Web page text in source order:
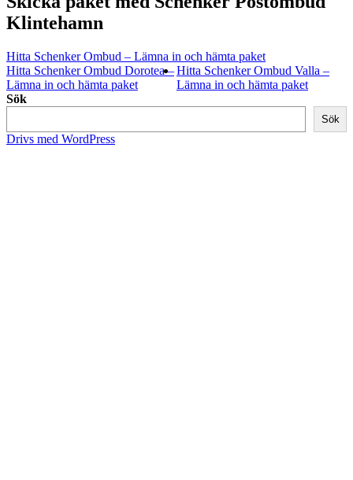
Klintehamn
Hitta Schenker Ombud – Lämna in och hämta paket
Hitta Schenker Ombud Dorotea –
Lämna in och hämta paket
Hitta Schenker Ombud Valla –
Lämna in och hämta paket
Sök
Sök
Drivs med WordPress